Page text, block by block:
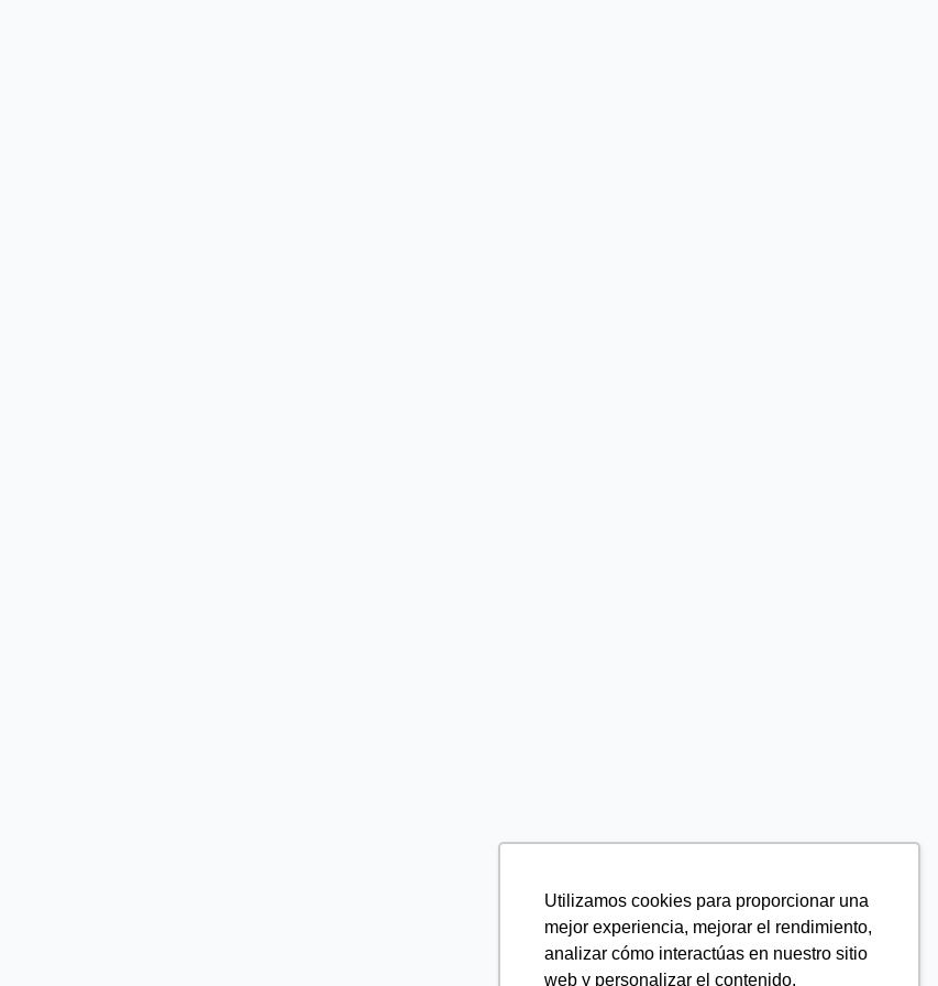
Utilizamos cookies para proporcionar una
mejor experiencia, mejorar el rendimiento,
analizar cómo interactúas en nuestro sitio
web y personalizar el contenido.